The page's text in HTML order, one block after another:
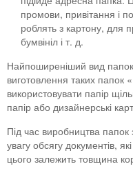
промови, привітання і
роблять з картону, для
бумвініл і т. д.
Найпоширеніший вид
виготовлення таких папок
використовувати папір
папір або дизайнерські
Під час виробництва папок
увагу обсягу документів,
цього залежить товщина